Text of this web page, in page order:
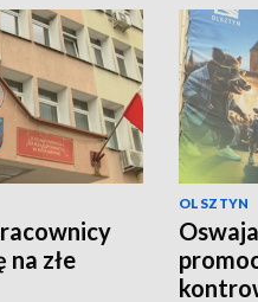
na złe
OLSZTYN